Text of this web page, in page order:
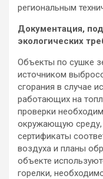
региональным
Документация,
экологических
Объекты по сушке
источником
сгорания в случае
работающих на
проверки
окружающую среду,
сертификаты
воздуха и планы
объекте
горелки,